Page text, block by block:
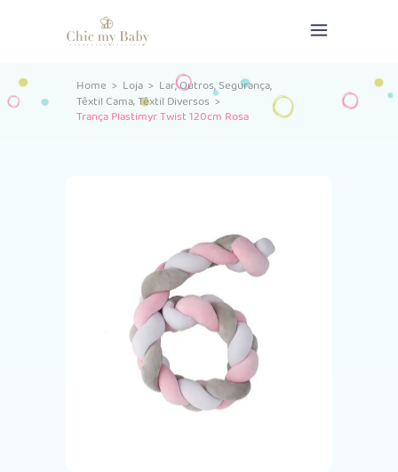
Home > Loja > Lar,Outros,Segurança,
Têxtil Cama,Têxtil Diversos >
Trança Plastimyr Twist 120cm Rosa